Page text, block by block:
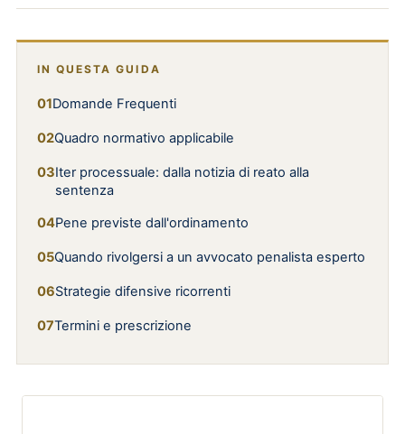
IN QUESTA GUIDA
Domande Frequenti
Quadro normativo applicabile
Iter processuale: dalla notizia di reato alla
sentenza
Pene previste dall'ordinamento
Quando rivolgersi a un avvocato penalista esperto
Strategie difensive ricorrenti
Termini e prescrizione